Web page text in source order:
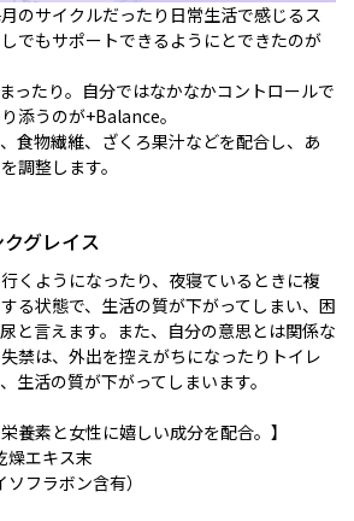
のサイクルだったり日常生活で感じるス
でもサポートできるようにとできたのが
ったり。自分ではなかなかコントロールで
添うのが+Balance。
食物繊維、ざくろ果汁などを配合し、あ
調整します。
グレイス
くようになったり、夜寝ているときに複
る状態で、生活の質が下がってしまい、困
と言えます。また、自分の意思とは関係な
禁は、外出を控えがちになったりトイレ
生活の質が下がってしまいます。
養素と女性に嬉しい成分を配合。】
燥エキス末
フラボン含有）